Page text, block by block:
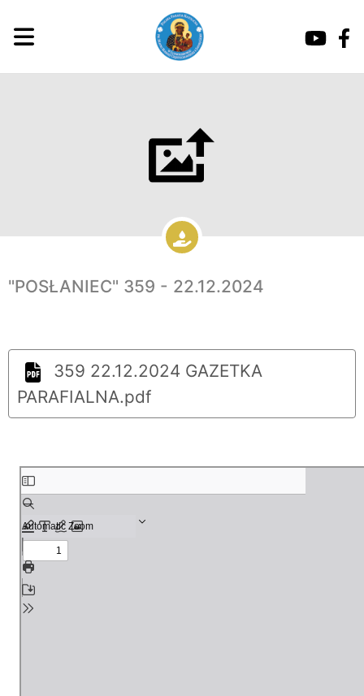
"POSŁANIEC" 359 - 22.12.2024
359 22.12.2024 GAZETKA
PARAFIALNA.pdf